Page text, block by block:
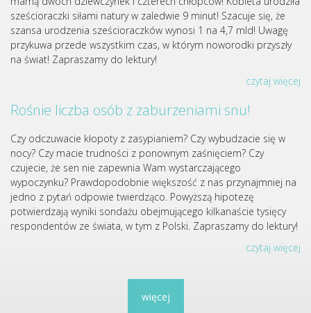
sześcioraczki siłami natury w zaledwie 9 minut! Szacuje się, że
szansa urodzenia sześcioraczków wynosi 1 na 4,7 mld! Uwagę
przykuwa przede wszystkim czas, w którym noworodki przyszły
na świat! Zapraszamy do lektury!
czytaj więcej
Rośnie liczba osób z zaburzeniami snu!
Czy odczuwacie kłopoty z zasypianiem? Czy wybudzacie się w
nocy? Czy macie trudności z ponownym zaśnięciem? Czy
czujecie, że sen nie zapewnia Wam wystarczającego
wypoczynku? Prawdopodobnie większość z nas przynajmniej na
jedno z pytań odpowie twierdząco. Powyższą hipotezę
potwierdzają wyniki sondażu obejmującego kilkanaście tysięcy
respondentów ze świata, w tym z Polski. Zapraszamy do lektury!
czytaj więcej
więcej